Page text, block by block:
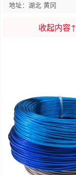
地址：湖北 黄冈
收起内容↑